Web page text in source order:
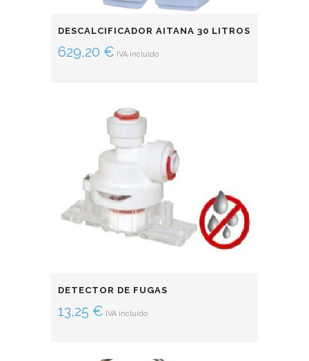
DESCALCIFICADOR AITANA 30 LITROS
629,20 € IVA incluido
DETECTOR DE FUGAS
13,25 € IVA incluido